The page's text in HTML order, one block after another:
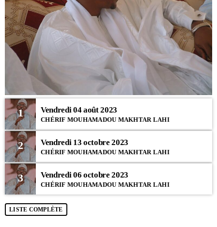
1 Vendredi 04 août 2023
CHÉRIF MOUHAMADOU MAKHTAR LAHI
2 Vendredi 13 octobre 2023
CHÉRIF MOUHAMADOU MAKHTAR LAHI
3 Vendredi 06 octobre 2023
CHÉRIF MOUHAMADOU MAKHTAR LAHI
LISTE COMPLÈTE